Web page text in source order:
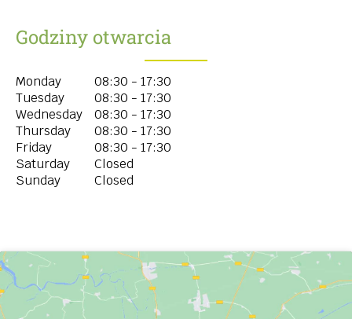
Godziny otwarcia
Monday
08:30 - 17:30
Tuesday
08:30 - 17:30
Wednesday
08:30 - 17:30
Thursday
08:30 - 17:30
Friday
08:30 - 17:30
Saturday
Closed
Sunday
Closed